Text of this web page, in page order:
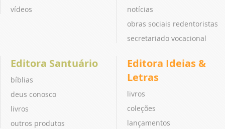
vídeos
notícias
obras sociais redentoristas
secretariado vocacional
Editora Santuário
bíblias
deus conosco
livros
outros produtos
Editora Ideias &
Letras
livros
coleções
lançamentos